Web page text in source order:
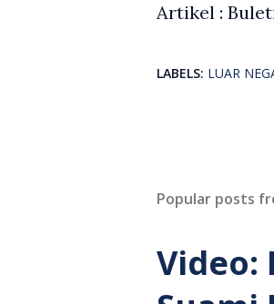
Artikel :
LABELS: LUAR
Popular posts
Video: